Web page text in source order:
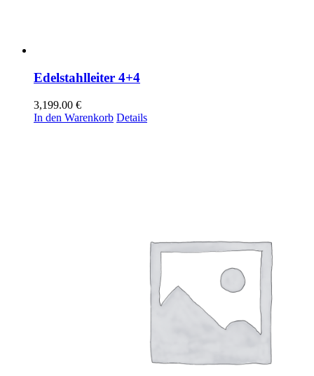
Edelstahlleiter 4+4
3,199.00 €
In den Warenkorb Details